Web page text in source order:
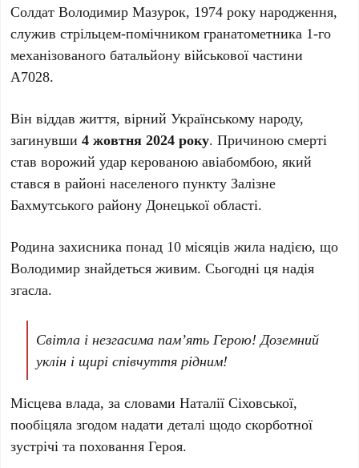
Солдат Володимир Мазурок, 1974 року народження,
служив стрільцем-помічником гранатометника 1-го
механізованого батальйону військової частини
А7028.
Він віддав життя, вірний Українському народу,
загинувши4 жовтня 2024 року. Причиною смерті
став ворожий удар керованою авіабомбою, який
стався в районі населеного пункту Залізне
Бахмутського району Донецької області.
Родина захисника понад 10 місяців жила надією, що
Володимир знайдеться живим. Сьогодні ця надія
згасла.
Світла і незгасима пам’ять Герою! Доземний
уклін і щирі співчуття рідним!
Місцева влада, за словами Наталії Сіховської,
пообіцяла згодом надати деталі щодо скорботної
зустрічі та поховання Героя.